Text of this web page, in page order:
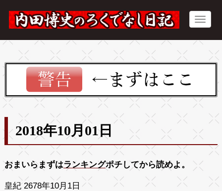
2018年10月01日
おまいらまずはランキングポチしてから読めよ。
皇紀 2678年10月1日